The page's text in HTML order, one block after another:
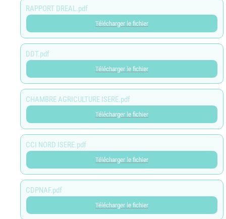
RAPPORT DREAL.pdf
Télécharger le fichier
DDT.pdf
Télécharger le fichier
CHAMBRE AGRICULTURE ISERE.pdf
Télécharger le fichier
CCI NORD ISERE.pdf
Télécharger le fichier
CDPNAF.pdf
Télécharger le fichier